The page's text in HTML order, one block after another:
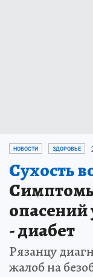
НОВОСТИ ЗДОРОВЬЕ
Сухость
опасений
- диабет
Рязанцу
жалоб на